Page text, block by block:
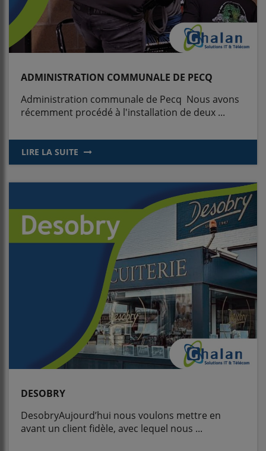
ADMINISTRATION COMMUNALE DE PECQ
Administration communale de Pecq Nous avons
récemment procédé à l'installation de deux ...
LIRE LA SUITE
DESOBRY
DesobryAujourd’hui nous voulons mettre en
avant un client fidèle, avec lequel nous ...